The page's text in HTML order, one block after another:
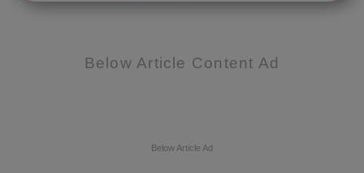
Below Article Content Ad
Below Article Ad